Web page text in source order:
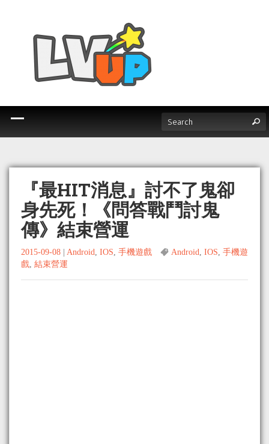
『最HIT消息』討不了鬼卻
身先死！《問答戰鬥討鬼
傳》結束營運
2015-09-08 Android, IOS, 手機遊戲 Android, IOS, 手機遊
戲, 結束營運